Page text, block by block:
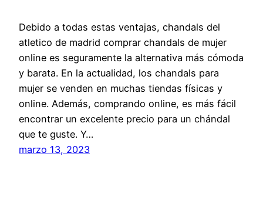
Debido a todas estas ventajas, chandals del
atletico de madrid comprar chandals de mujer
online es seguramente la alternativa más cómoda
y barata. En la actualidad, los chandals para
mujer se venden en muchas tiendas físicas y
online. Además, comprando online, es más fácil
encontrar un excelente precio para un chándal
que te guste. Y…
marzo 13, 2023